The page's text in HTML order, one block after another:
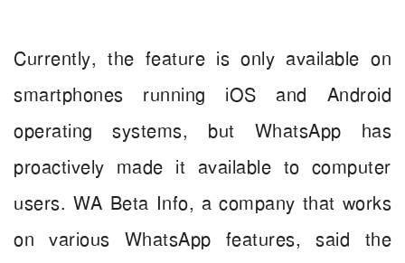
Currently, the feature is only available on
smartphones running iOS and Android
operating systems, but WhatsApp has
proactively made it available to computer
users. WA Beta Info, a company that works
on various WhatsApp features, said the